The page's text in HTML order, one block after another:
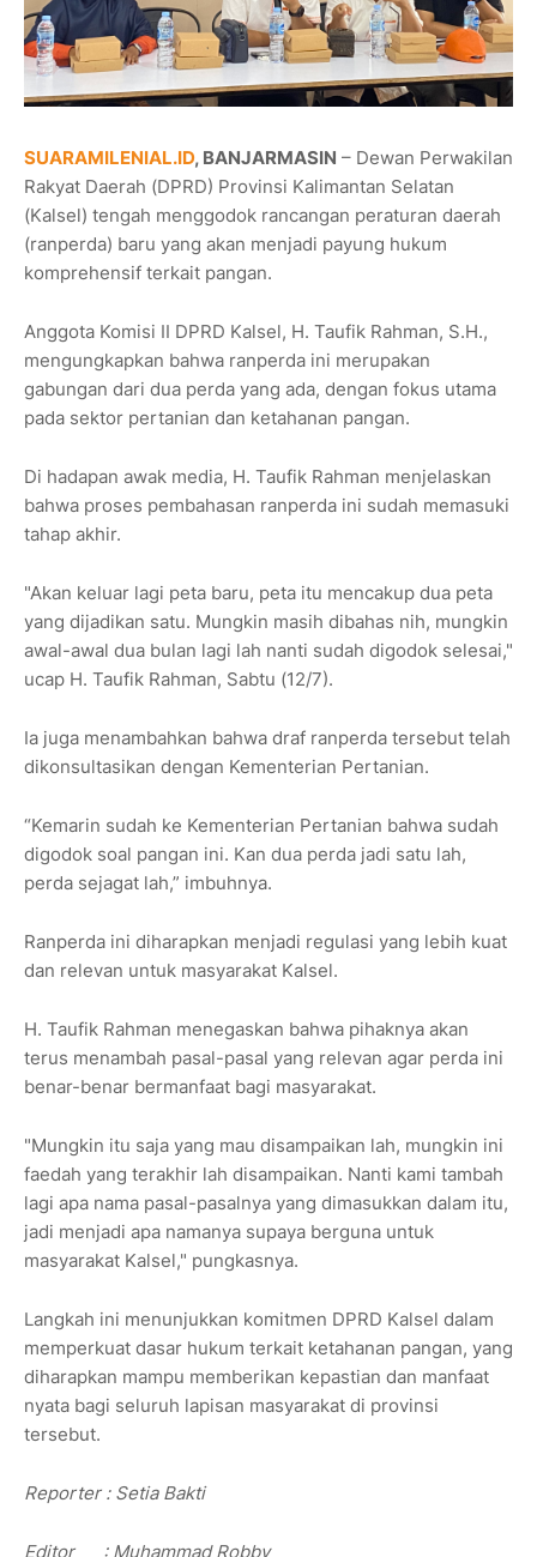
SUARAMILENIAL.ID, BANJARMASIN – Dewan Perwakilan
Rakyat Daerah (DPRD) Provinsi Kalimantan Selatan
(Kalsel) tengah menggodok rancangan peraturan daerah
(ranperda) baru yang akan menjadi payung hukum
komprehensif terkait pangan.
Anggota Komisi II DPRD Kalsel, H. Taufik Rahman, S.H.,
mengungkapkan bahwa ranperda ini merupakan
gabungan dari dua perda yang ada, dengan fokus utama
pada sektor pertanian dan ketahanan pangan.
Di hadapan awak media, H. Taufik Rahman menjelaskan
bahwa proses pembahasan ranperda ini sudah memasuki
tahap akhir.
"Akan keluar lagi peta baru, peta itu mencakup dua peta
yang dijadikan satu. Mungkin masih dibahas nih, mungkin
awal-awal dua bulan lagi lah nanti sudah digodok selesai,"
ucap H. Taufik Rahman, Sabtu (12/7).
Ia juga menambahkan bahwa draf ranperda tersebut telah
dikonsultasikan dengan Kementerian Pertanian.
“Kemarin sudah ke Kementerian Pertanian bahwa sudah
digodok soal pangan ini. Kan dua perda jadi satu lah,
perda sejagat lah,” imbuhnya.
Ranperda ini diharapkan menjadi regulasi yang lebih kuat
dan relevan untuk masyarakat Kalsel.
H. Taufik Rahman menegaskan bahwa pihaknya akan
terus menambah pasal-pasal yang relevan agar perda ini
benar-benar bermanfaat bagi masyarakat.
"Mungkin itu saja yang mau disampaikan lah, mungkin ini
faedah yang terakhir lah disampaikan. Nanti kami tambah
lagi apa nama pasal-pasalnya yang dimasukkan dalam itu,
jadi menjadi apa namanya supaya berguna untuk
masyarakat Kalsel," pungkasnya.
Langkah ini menunjukkan komitmen DPRD Kalsel dalam
memperkuat dasar hukum terkait ketahanan pangan, yang
diharapkan mampu memberikan kepastian dan manfaat
nyata bagi seluruh lapisan masyarakat di provinsi
tersebut.
Reporter : Setia Bakti
Editor : Muhammad Robby